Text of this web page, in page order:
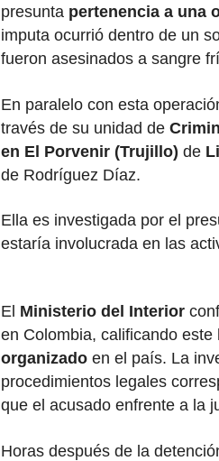
presunta pertenencia a una
imputa ocurrió dentro de un
fueron asesinados a sangre
En paralelo con esta
través de su unidad de
en El Porvenir (Trujillo) de
de Rodríguez Díaz.
Ella es investigada por el
estaría involucrada en las
El Ministerio del Interior
en Colombia, calificando este
organizado en el país. La
procedimientos legales
que el acusado enfrente a la
Horas después de la